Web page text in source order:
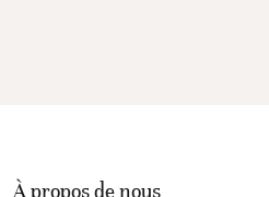
À propos de nous